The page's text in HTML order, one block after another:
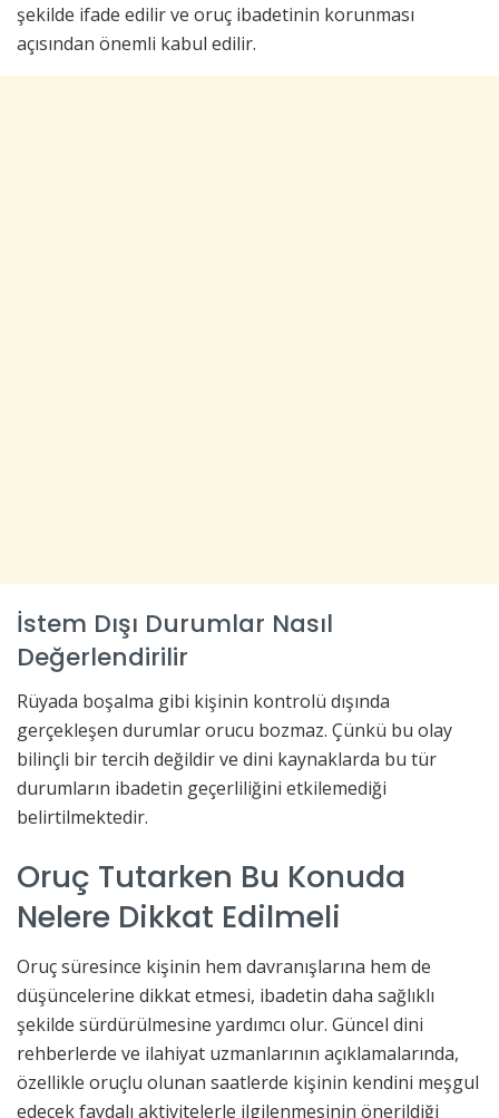
şekilde ifade edilir ve oruç ibadetinin korunması
açısından önemli kabul edilir.
İstem Dışı Durumlar Nasıl
Değerlendirilir
Rüyada boşalma gibi kişinin kontrolü dışında
gerçekleşen durumlar orucu bozmaz. Çünkü bu olay
bilinçli bir tercih değildir ve dini kaynaklarda bu tür
durumların ibadetin geçerliliğini etkilemediği
belirtilmektedir.
Oruç Tutarken Bu Konuda
Nelere Dikkat Edilmeli
Oruç süresince kişinin hem davranışlarına hem de
düşüncelerine dikkat etmesi, ibadetin daha sağlıklı
şekilde sürdürülmesine yardımcı olur. Güncel dini
rehberlerde ve ilahiyat uzmanlarının açıklamalarında,
özellikle oruçlu olunan saatlerde kişinin kendini meşgul
edecek faydalı aktivitelerle ilgilenmesinin önerildiği